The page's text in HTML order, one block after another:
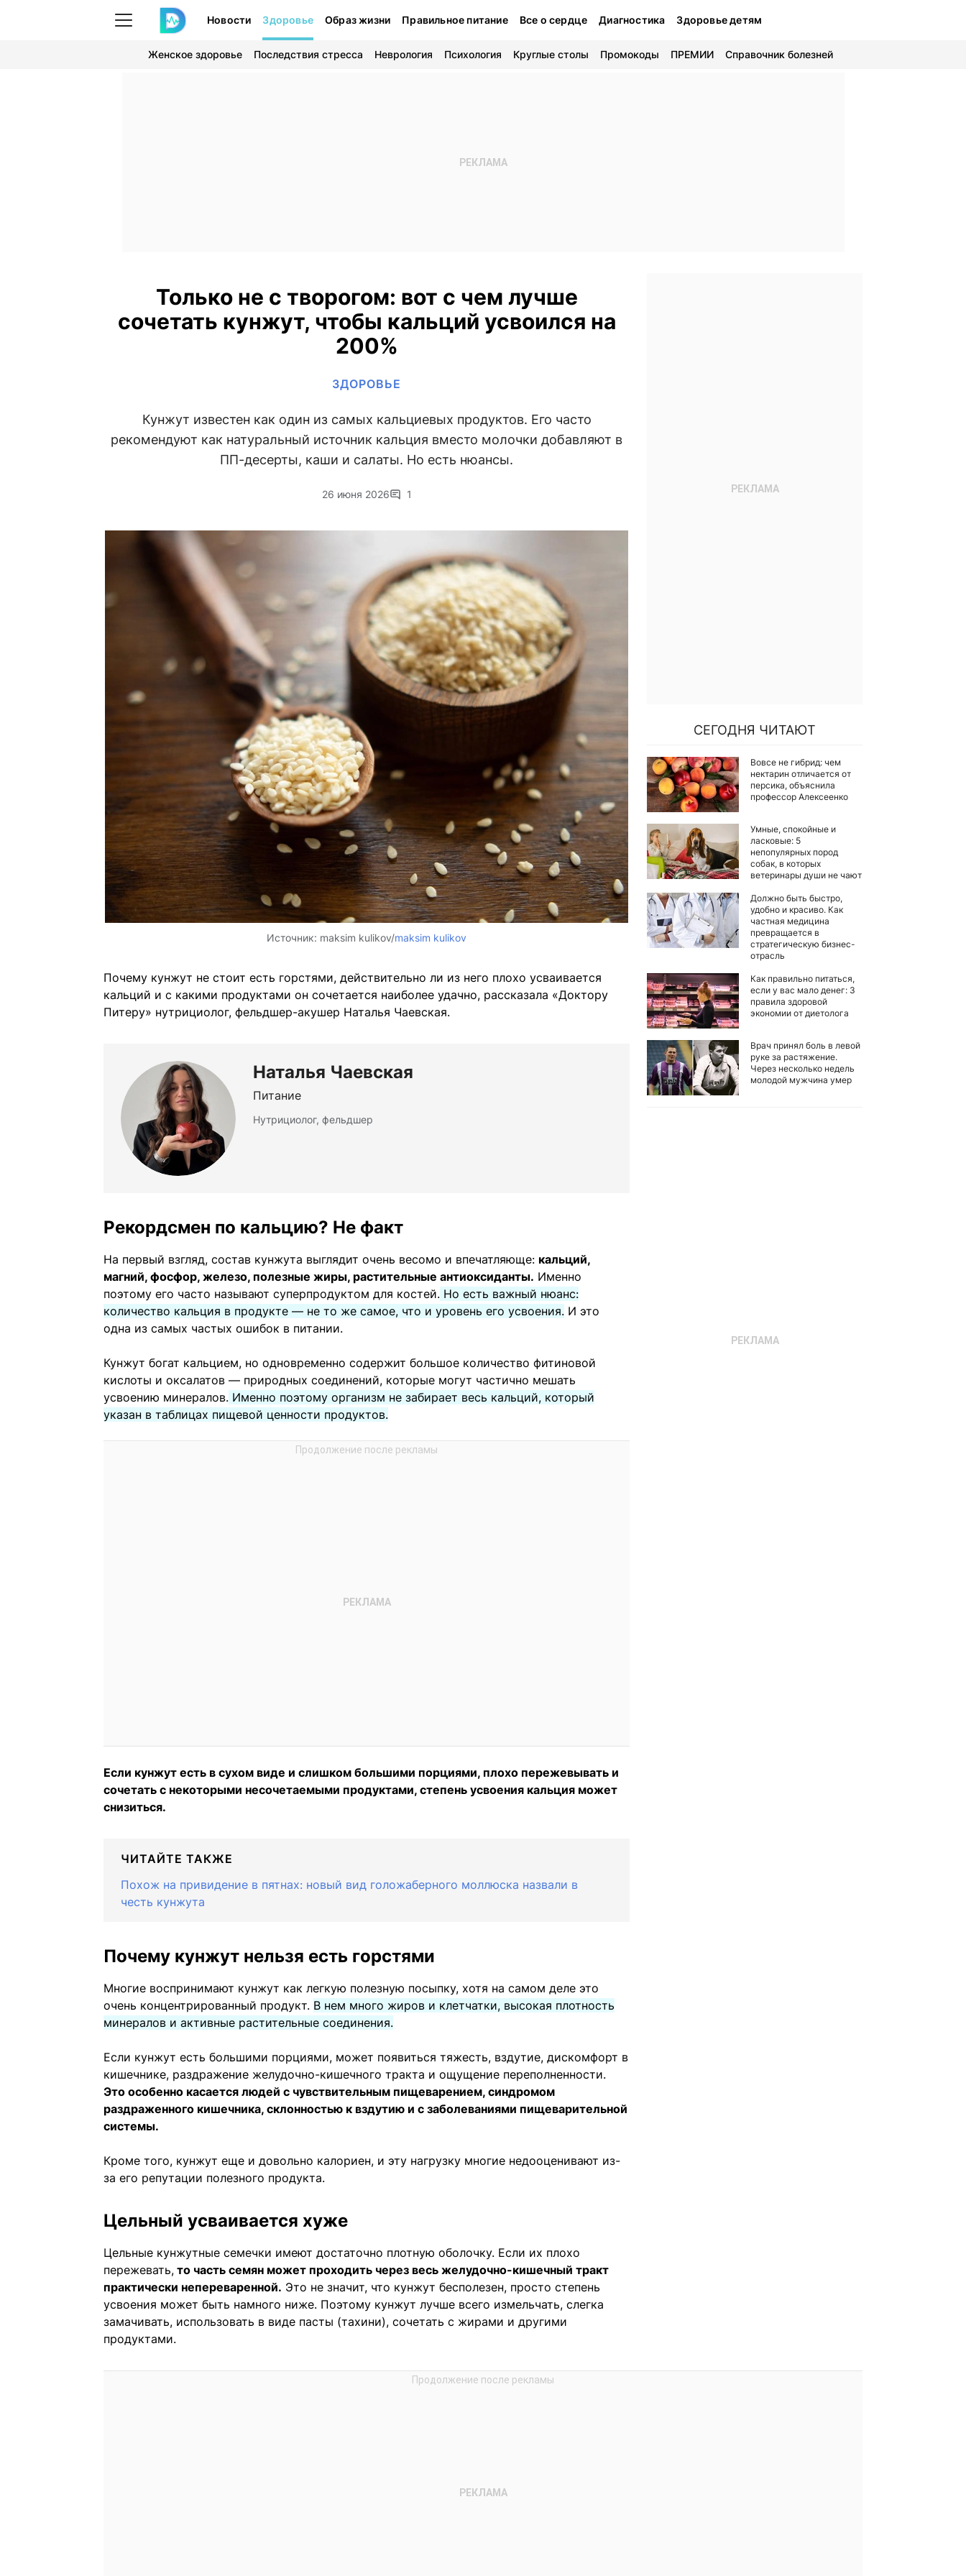
Новости Здоровье Образ жизни Правильное питание Все о сердце Диагностика Здоровье детям
Женское здоровье Последствия стресса Неврология Психология Круглые столы Промокоды ПРЕМИИ Справочник болезней
Только не с творогом: вот с чем лучше
сочетать кунжут, чтобы кальций усвоился на
200%
ЗДОРОВЬЕ
Кунжут известен как один из самых кальциевых продуктов. Его часто
рекомендуют как натуральный источник кальция вместо молочки добавляют в
ПП-десерты, каши и салаты. Но есть нюансы.
26 июня 2026 1
Источник: maksim kulikov/maksim kulikov
Почему кунжут не стоит есть горстями, действительно ли из него плохо усваивается
кальций и с какими продуктами он сочетается наиболее удачно, рассказала «Доктору
Питеру» нутрициолог, фельдшер-акушер Наталья Чаевская.
Наталья Чаевская
Питание
Нутрициолог, фельдшер
Рекордсмен по кальцию? Не факт
На первый взгляд, состав кунжута выглядит очень весомо и впечатляюще: кальций,
магний, фосфор, железо, полезные жиры, растительные антиоксиданты. Именно
поэтому его часто называют суперпродуктом для костей. Но есть важный нюанс:
количество кальция в продукте — не то же самое, что и уровень его усвоения. И это
одна из самых частых ошибок в питании.
Кунжут богат кальцием, но одновременно содержит большое количество фитиновой
кислоты и оксалатов — природных соединений, которые могут частично мешать
усвоению минералов. Именно поэтому организм не забирает весь кальций, который
указан в таблицах пищевой ценности продуктов.
Если кунжут есть в сухом виде и слишком большими порциями, плохо пережевывать и
сочетать с некоторыми несочетаемыми продуктами, степень усвоения кальция может
снизиться.
ЧИТАЙТЕ ТАКЖЕ
Похож на привидение в пятнах: новый вид голожаберного моллюска назвали в
честь кунжута
Почему кунжут нельзя есть горстями
Многие воспринимают кунжут как легкую полезную посыпку, хотя на самом деле это
очень концентрированный продукт. В нем много жиров и клетчатки, высокая плотность
минералов и активные растительные соединения.
Если кунжут есть большими порциями, может появиться тяжесть, вздутие, дискомфорт в
кишечнике, раздражение желудочно-кишечного тракта и ощущение переполненности.
Это особенно касается людей с чувствительным пищеварением, синдромом
раздраженного кишечника, склонностью к вздутию и с заболеваниями пищеварительной
системы.
Кроме того, кунжут еще и довольно калориен, и эту нагрузку многие недооценивают из-
за его репутации полезного продукта.
Цельный усваивается хуже
Цельные кунжутные семечки имеют достаточно плотную оболочку. Если их плохо
пережевать, то часть семян может проходить через весь желудочно-кишечный тракт
практически непереваренной. Это не значит, что кунжут бесполезен, просто степень
усвоения может быть намного ниже. Поэтому кунжут лучше всего измельчать, слегка
замачивать, использовать в виде пасты (тахини), сочетать с жирами и другими
продуктами.
СЕГОДНЯ ЧИТАЮТ
Вовсе не гибрид: чем
нектарин отличается от
персика, объяснила
профессор Алексеенко
Умные, спокойные и
ласковые: 5
непопулярных пород
собак, в которых
ветеринары души не чают
Должно быть быстро,
удобно и красиво. Как
частная медицина
превращается в
стратегическую бизнес-
отрасль
Как правильно питаться,
если у вас мало денег: 3
правила здоровой
экономии от диетолога
Врач принял боль в левой
руке за растяжение.
Через несколько недель
молодой мужчина умер